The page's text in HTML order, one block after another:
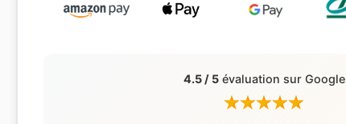
4.5 / 5évaluation sur Google